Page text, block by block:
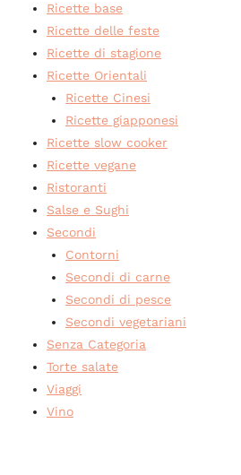
Ricette base
Ricette delle feste
Ricette di stagione
Ricette Orientali
Ricette Cinesi
Ricette giapponesi
Ricette slow cooker
Ricette vegane
Ristoranti
Salse e Sughi
Secondi
Contorni
Secondi di carne
Secondi di pesce
Secondi vegetariani
Senza Categoria
Torte salate
Viaggi
Vino